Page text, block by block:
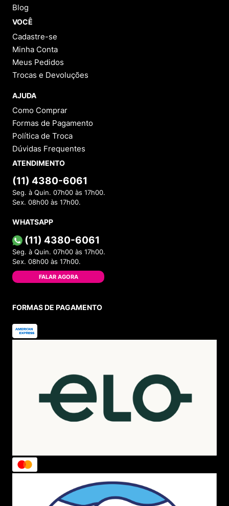
Blog
VOCÊ
Cadastre-se
Minha Conta
Meus Pedidos
Trocas e Devoluções
AJUDA
Como Comprar
Formas de Pagamento
Política de Troca
Dúvidas Frequentes
ATENDIMENTO
(11) 4380-6061
Seg. à Quin. 07h00 às 17h00.
Sex. 08h00 às 17h00.
WHATSAPP
(11) 4380-6061
Seg. à Quin. 07h00 às 17h00.
Sex. 08h00 às 17h00.
FALAR AGORA
FORMAS DE PAGAMENTO